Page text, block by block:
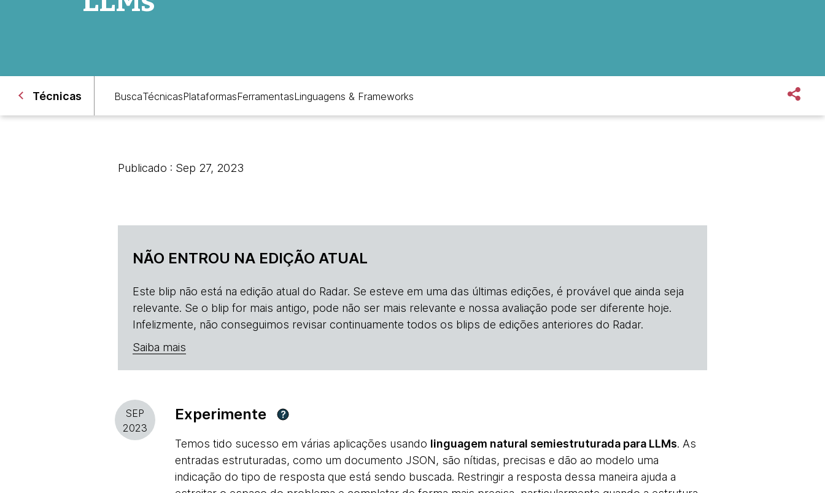
Técnicas BuscaTécnicasPlataformasFerramentasLinguagens & Frameworks
Publicado : Sep 27, 2023
NÃO ENTROU NA EDIÇÃO ATUAL
Este blip não está na edição atual do Radar. Se esteve em uma das últimas edições, é provável que ainda seja
relevante. Se o blip for mais antigo, pode não ser mais relevante e nossa avaliação pode ser diferente hoje.
Infelizmente, não conseguimos revisar continuamente todos os blips de edições anteriores do Radar.
Saiba mais
SEP
2023
Experimente ?
Temos tido sucesso em várias aplicações usando linguagem natural semiestruturada para LLMs. As
entradas estruturadas, como um documento JSON, são nítidas, precisas e dão ao modelo uma
indicação do tipo de resposta que está sendo buscada. Restringir a resposta dessa maneira ajuda a